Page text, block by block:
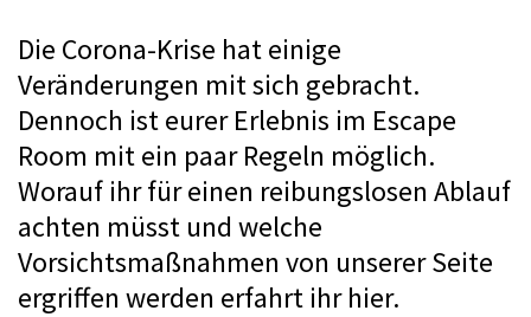
Die Corona-Krise hat einige
Veränderungen mit sich gebracht.
Dennoch ist eurer Erlebnis im Escape
Room mit ein paar Regeln möglich.
Worauf ihr für einen reibungslosen Ablauf
achten müsst und welche
Vorsichtsmaßnahmen von unserer Seite
ergriffen werden erfahrt ihr hier.